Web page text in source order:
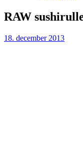
Skip
to
RAW
18. december 2013